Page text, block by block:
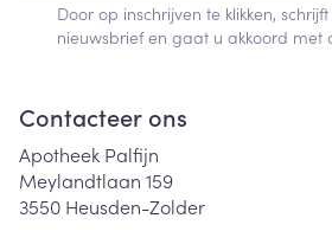
Door op inschrijven te klikken,
nieuwsbrief en gaat u akkoord met
Contacteer ons
Apotheek Palfijn
Meylandtlaan 159
3550 Heusden-Zolder